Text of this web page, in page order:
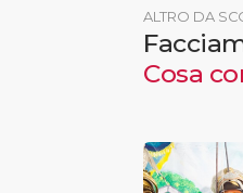
ALTRO DA
Cosa